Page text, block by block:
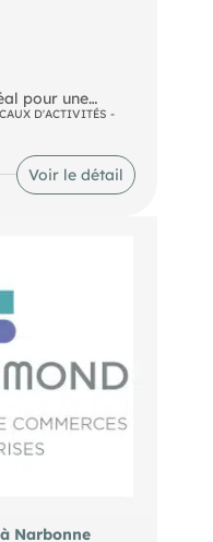
pour une
se développer
de 100M2 offre
idéal. Nous
D'ACTIVITÉS -
Voir le détail
Narbonne